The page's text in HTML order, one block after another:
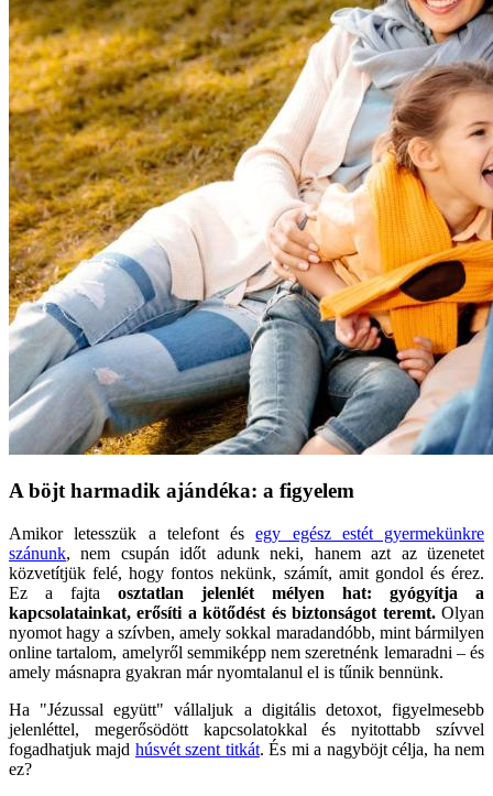
A böjt harmadik ajándéka: a figyelem
Amikor letesszük a telefont ésegy egész estét gyermekünkre
szánunk, nem csupán időt adunk neki, hanem azt az üzenetet
közvetítjük felé, hogy fontos nekünk, számít, amit gondol és érez.
Ez a fajta osztatlan jelenlét mélyen hat: gyógyítja a
kapcsolatainkat, erősíti a kötődést és biztonságot teremt.Olyan
nyomot hagy a szívben, amely sokkal maradandóbb, mint bármilyen
online tartalom, amelyről semmiképp nem szeretnénk lemaradni – és
amely másnapra gyakran már nyomtalanul el is tűnik bennünk.
Ha "Jézussal együtt" vállaljuk a digitális detoxot, figyelmesebb
jelenléttel, megerősödött kapcsolatokkal és nyitottabb szívvel
fogadhatjuk majd húsvét szent titkát. És mi a nagyböjt célja, ha nem
ez?